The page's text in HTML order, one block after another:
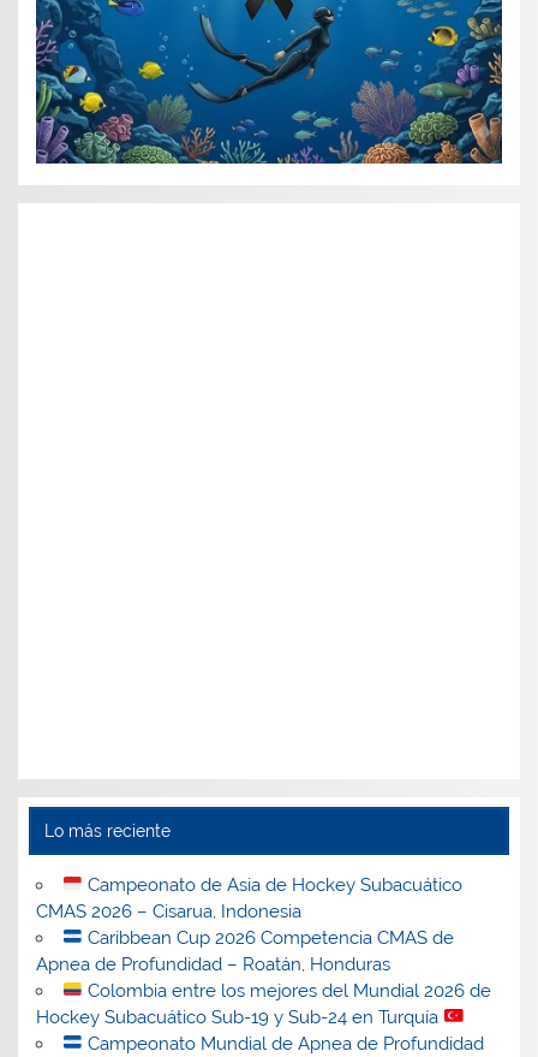
Lo más reciente
Campeonato de Asia de Hockey Subacuático
CMAS 2026 – Cisarua, Indonesia
Caribbean Cup 2026 Competencia CMAS de
Apnea de Profundidad – Roatán, Honduras
Colombia entre los mejores del Mundial 2026 de
Hockey Subacuático Sub-19 y Sub-24 en Turquía
Campeonato Mundial de Apnea de Profundidad